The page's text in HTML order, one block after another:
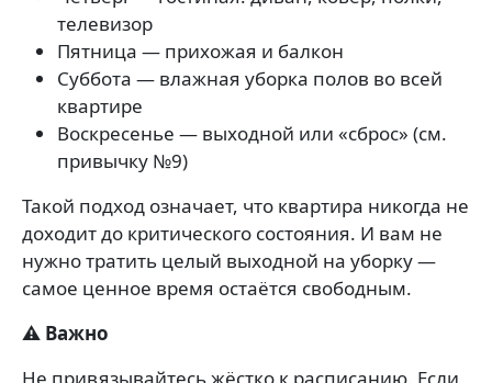
телевизор
Пятница — прихожая и балкон
Суббота — влажная уборка полов во всей
квартире
Воскресенье — выходной или «сброс» (см.
привычку №9)
Такой подход означает, что квартира никогда не
доходит до критического состояния. И вам не
нужно тратить целый выходной на уборку —
самое ценное время остаётся свободным.
⚠️ Важно